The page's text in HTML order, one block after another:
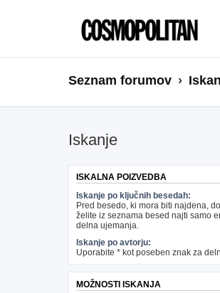
Seznam forumov
Iskanje
ISKALNA POIZVEDBA
Iskanje po ključnih besedah:
Pred besedo, ki mora biti najdena,
želite iz seznama besed najti samo
delna ujemanja.
Iskanje po avtorju:
Uporabite * kot poseben znak za
MOŽNOSTI ISKANJA